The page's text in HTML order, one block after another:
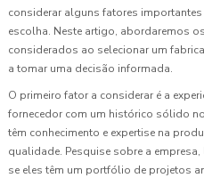
considerar alguns fatores
escolha. Neste artigo, abordaremos
considerados ao selecionar um
a tomar uma decisão informada.
O primeiro fator a considerar é a
fornecedor com um histórico sólido
têm conhecimento e expertise na
qualidade. Pesquise sobre a
se eles têm um portfólio de projetos